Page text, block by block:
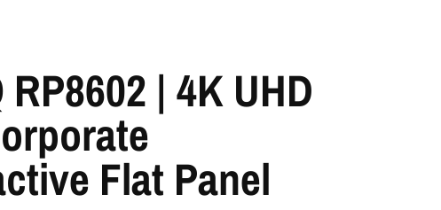
| 4K UHD
Flat Panel